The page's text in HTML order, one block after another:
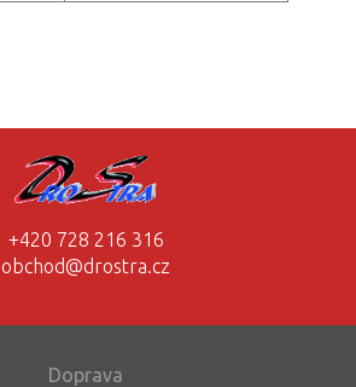
+420 728 216 316
obchod@drostra.cz
Doprava